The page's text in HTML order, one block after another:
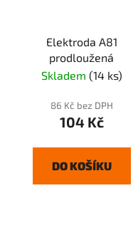
Elektroda A81
prodloužená
Skladem (14 ks)
86 Kč bez DPH
104 Kč
DO KOŠÍKU